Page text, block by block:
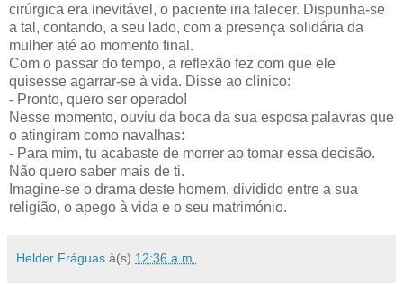
cirúrgica era inevitável, o paciente iria falecer. Dispunha-se
a tal, contando, a seu lado, com a presença solidária da
mulher até ao momento final.
Com o passar do tempo, a reflexão fez com que ele
quisesse agarrar-se à vida. Disse ao clínico:
- Pronto, quero ser operado!
Nesse momento, ouviu da boca da sua esposa palavras que
o atingiram como navalhas:
- Para mim, tu acabaste de morrer ao tomar essa decisão.
Não quero saber mais de ti.
Imagine-se o drama deste homem, dividido entre a sua
religião, o apego à vida e o seu matrimónio.
Helder Fráguas à(s) 12:36 a.m.